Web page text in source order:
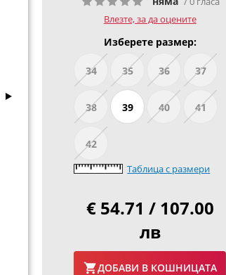
Влезте, за да оцените
Изберете размер:
34 35 36 37
38 39 40 41
42
Таблица с размери
€ 54.71 / 107.00
лв
ДОБАВИ В КОШНИЦАТА